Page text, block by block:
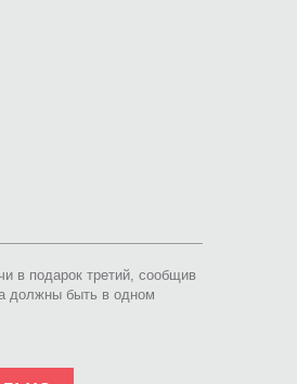
в подарок третий, сообщив
должны быть в одном